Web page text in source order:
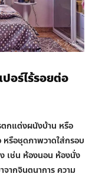
อร์ไร้รอยต่อ
กแต่งผนังบ้าน หรือ
รือชุดภาพวาดใส่กรอบ
เช่น ห้องนอน ห้องนั่ง
ากจินตนาการ ความ